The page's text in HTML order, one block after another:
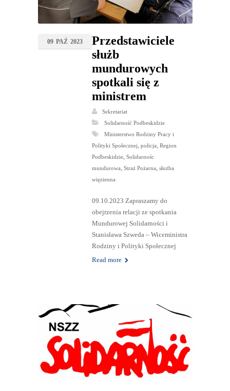
09 PAŹ 2023
Przedstawiciele
służb
mundurowych
spotkali się z
ministrem
Sekretariat
Solidarność Podbeskidzie
Ministerstwo Rodziny Pracy i
Polityki Społecznej policja Region
Podbeskidzie, Solidarnośc
mundurowa Straż Pożarna służba
więzienna
09.10.2023 Zapraszamy do
obejrzenia relacji ze spotkania
Mundurowej Solidarności i
Stanisława Szweda – Wiceministra
Rodziny i Polityki Społecznej
Read more